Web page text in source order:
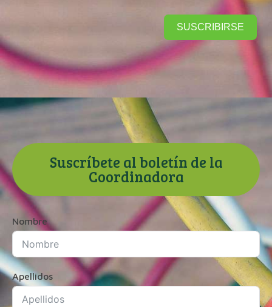
SUSCRIBIRSE
Suscríbete al boletín de la
Coordinadora
Nombre
Apellidos